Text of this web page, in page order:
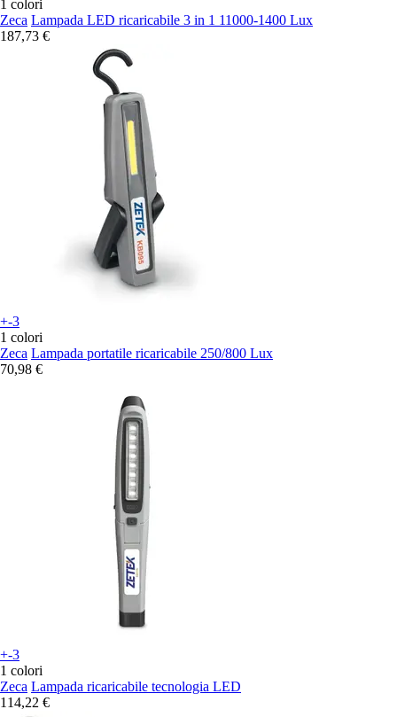
1 colori
Zeca Lampada LED ricaricabile 3 in 1 11000-1400 Lux
187,73 €
+-3
1 colori
Zeca Lampada portatile ricaricabile 250/800 Lux
70,98 €
+-3
1 colori
Zeca Lampada ricaricabile tecnologia LED
114,22 €